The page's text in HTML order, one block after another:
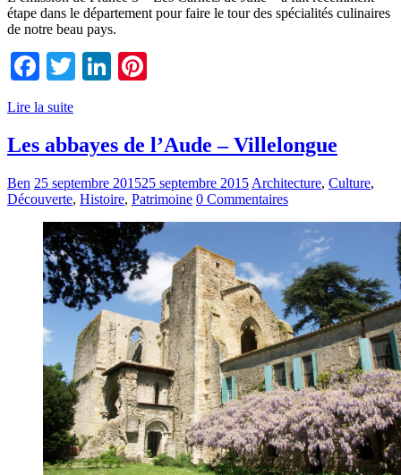
étape dans le département pour faire le tour des spécialités culinaires
de notre beau pays.
Facebook
TwitterLinkedIn
Lire la suite
Les abbayes de l’Aude – Villelongue
Ben 25 septembre 201525 septembre 2015 Architecture, Culture,
Découverte, Histoire, Patrimoine 0 Commentaires